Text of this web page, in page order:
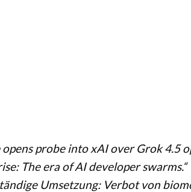
probe into xAI over Grok 4.5
The era of AI developer swarms.“
Umsetzung: Verbot von